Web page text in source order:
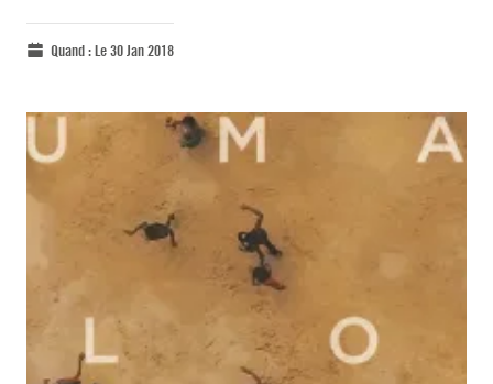
Quand :Le 30 Jan 2018